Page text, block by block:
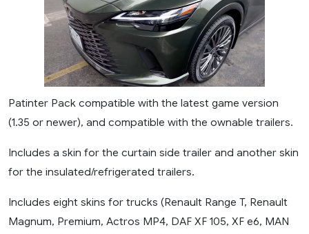
Patinter Pack compatible with the latest game version
(1.35 or newer), and compatible with the ownable trailers.
Includes a skin for the curtain side trailer and another skin
for the insulated/refrigerated trailers.
Includes eight skins for trucks (Renault Range T, Renault
Magnum, Premium, Actros MP4, DAF XF 105, XF e6, MAN